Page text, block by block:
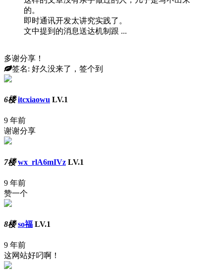
的。
即时通讯开发太讲究实践了。
文中提到的消息送达机制跟 ...
多谢分享！
签名: 好久没来了，签个到
6楼 itcxiaowu LV.1
9 年前
谢谢分享
7楼 wx_rlA6mIVz LV.1
9 年前
赞一个
8楼 so福 LV.1
9 年前
这网站好叼啊！